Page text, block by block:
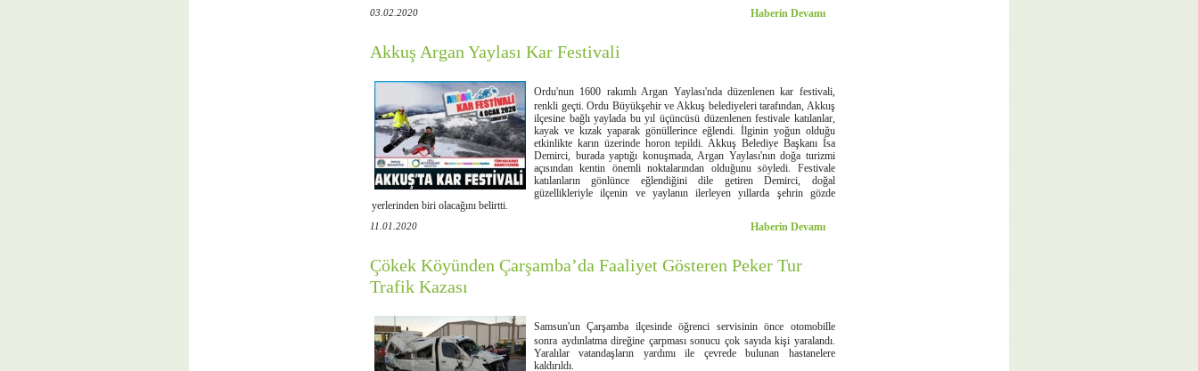
03.02.2020 Haberin Devamı
Akkuş Argan Yaylası Kar Festivali
Ordu'nun 1600 rakımlı Argan Yaylası'nda düzenlenen kar festivali,
renkli geçti. Ordu Büyükşehir ve Akkuş belediyeleri tarafından, Akkuş
ilçesine bağlı yaylada bu yıl üçüncüsü düzenlenen festivale katılanlar,
kayak ve kızak yaparak gönüllerince eğlendi. İlginin yoğun olduğu
etkinlikte karın üzerinde horon tepildi. Akkuş Belediye Başkanı İsa
Demirci, burada yaptığı konuşmada, Argan Yaylası'nın doğa turizmi
açısından kentin önemli noktalarından olduğunu söyledi. Festivale
katılanların gönlünce eğlendiğini dile getiren Demirci, doğal
güzellikleriyle ilçenin ve yaylanın ilerleyen yıllarda şehrin gözde
yerlerinden biri olacağını belirtti.
11.01.2020 Haberin Devamı
Çökek Köyünden Çarşamba’da Faaliyet Gösteren Peker Tur
Trafik Kazası
Samsun'un Çarşamba ilçesinde öğrenci servisinin önce otomobille
sonra aydınlatma direğine çarpması sonucu çok sayıda kişi yaralandı.
Yaralılar vatandaşların yardımı ile çevrede bulunan hastanelere
kaldırıldı.